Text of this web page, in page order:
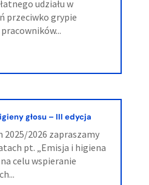
udziału w
przeciwko grypie
głosu – III edycja
2025/2026 zapraszamy
pt. „Emisja i higiena
celu wspieranie